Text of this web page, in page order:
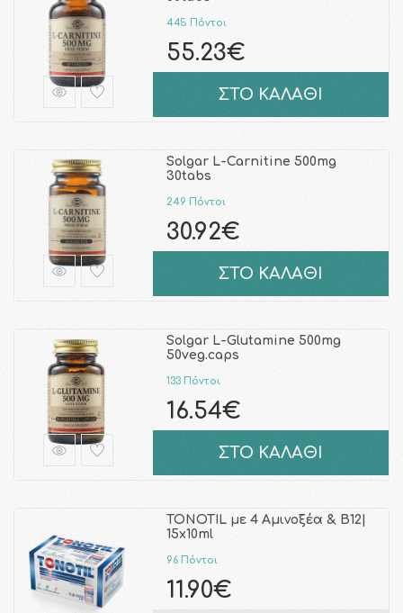
445 Πόντοι
55.23€
ΣΤΟ ΚΑΛΑΘΙ
Solgar L-Carnitine 500mg
30tabs
249 Πόντοι
30.92€
ΣΤΟ ΚΑΛΑΘΙ
Solgar L-Glutamine 500mg
50veg.caps
133 Πόντοι
16.54€
ΣΤΟ ΚΑΛΑΘΙ
TONOTIL με 4 Αμινοξέα & B12|
15x10ml
96 Πόντοι
11.90€